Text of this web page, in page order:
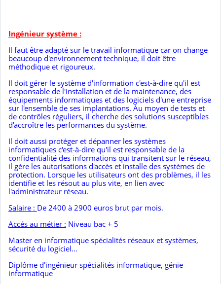
Ingénieur système :
Il faut être adapté sur le travail informatique car on change
beaucoup d'environnement technique, il doit être
méthodique et rigoureux.
Il doit gérer le système d'information c'est-à-dire qu'il est
responsable de l'installation et de la maintenance, des
équipements informatiques et des logiciels d'une entreprise
sur l'ensemble de ses implantations. Au moyen de tests et
de contrôles réguliers, il cherche des solutions susceptibles
d'accroître les performances du système.
Il doit aussi protéger et dépanner les systèmes
informatiques c'est-à-dire qu'il est responsable de la
confidentialité des informations qui transitent sur le réseau,
il gère les autorisations d'accès et installe des systèmes de
protection. Lorsque les utilisateurs ont des problèmes, il les
identifie et les résout au plus vite, en lien avec
l'administrateur réseau.
Salaire : De 2400 à 2900 euros brut par mois.
Accés au métier : Niveau bac + 5
Master en informatique spécialités réseaux et systèmes,
sécurité du logiciel...
Diplôme d'ingénieur spécialités informatique, génie
informatique